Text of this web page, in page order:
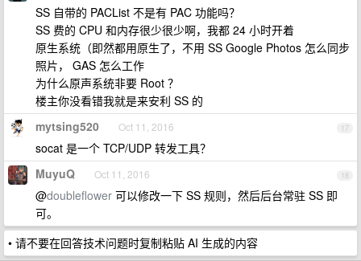
SS 自带的 PACList 不是有 PAC 功能吗？
SS 费的 CPU 和内存很少很少啊，我都 24 小时开着
原生系统（即然都用原生了，不用 SS Google Photos 怎么同步
照片， GAS 怎么工作
为什么原声系统非要 Root ？
楼主你没看错我就是来安利 SS 的
17
mytsing520 Oct 11, 2016
socat 是一个 TCP/UDP 转发工具？
18
MuyuQ Oct 11, 2016
@doubleflower 可以修改一下 SS 规则，然后后台常驻 SS 即
可。
• 请不要在回答技术问题时复制粘贴 AI 生成的内容